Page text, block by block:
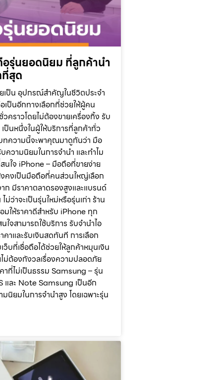
รุ่นยอดนิยม ที่ลูกค้านำ
สุด
เป็น อุปกรณ์สำคัญในชีวิตประจำ
เป็นอีกทางเลือกที่ช่วยให้ผู้คน
คราวโดยไม่ต้องขายเครื่องทิ้ง รับ
ป็นหนึ่งในผู้ให้บริการที่ลูกค้าทั่ว
บทความนี้จะพาคุณมาดูกันว่า มือ
ความนิยมในการจำนำ และทำไม
นใจ iPhone – มือถือที่ขายง่าย
คงเป็นมือถือที่คนส่วนใหญ่เลือก
ก มีราคาตลาดรองสูงและแบรนด์
ม่ว่าจะเป็นรุ่นใหม่หรือรุ่นเก่า ร้าน
ให้ราคาดีสำหรับ iPhone ทุก
จสามารถใช้บริการ รับจำนำไอ
คาและรับเงินสดทันที การเลือก
ว็บที่เชื่อถือได้ช่วยให้ลูกค้าหมุนเงิน
ม่ต้องกังวลเรื่องความปลอดภัย
าที่ไม่เป็นธรรม Samsung – รุ่น
และ Note Samsung เป็นอีก
นิยมในการจำนำสูง โดยเฉพาะรุ่น